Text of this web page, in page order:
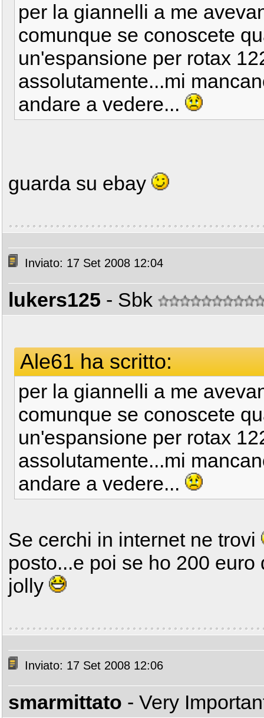
per la giannelli a me
comunque se conoscete
un'espansione per rotax
assolutamente...mi
andare a vedere...
guarda su ebay
Inviato: 17 Set 2008 12:04
lukers125 - Sbk
Ale61 ha scritto:
per la giannelli a me
comunque se conoscete
un'espansione per rotax
assolutamente...mi
andare a vedere...
Se cerchi in internet ne trovi
posto...e poi se ho 200
jolly
Inviato: 17 Set 2008 12:06
smarmittato - Very